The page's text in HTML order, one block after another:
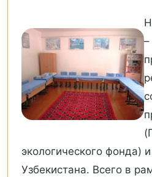
экологического фонда)
Узбекистана. Всего в